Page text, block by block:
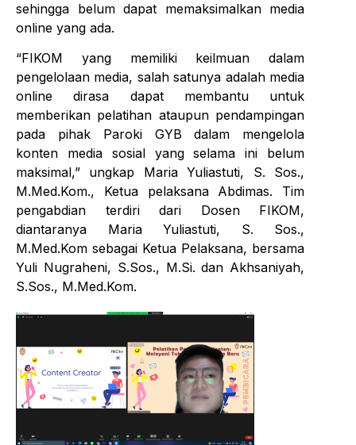
sehingga belum dapat memaksimalkan media
online yang ada.
“FIKOM yang memiliki keilmuan dalam
pengelolaan media, salah satunya adalah media
online dirasa dapat membantu untuk
memberikan pelatihan ataupun pendampingan
pada pihak Paroki GYB dalam mengelola
konten media sosial yang selama ini belum
maksimal,” ungkap Maria Yuliastuti, S. Sos.,
M.Med.Kom., Ketua pelaksana Abdimas. Tim
pengabdian terdiri dari Dosen FIKOM,
diantaranya Maria Yuliastuti, S. Sos.,
M.Med.Kom sebagai Ketua Pelaksana, bersama
Yuli Nugraheni, S.Sos., M.Si. dan Akhsaniyah,
S.Sos., M.Med.Kom.